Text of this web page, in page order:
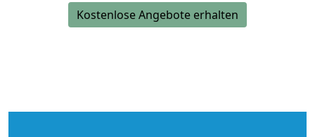
Kostenlose Angebote erhalten